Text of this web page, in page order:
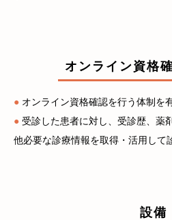
オンライン資格
● オンライン資格確認を行う体制を
● 受診した患者に対し、受診歴、薬
他必要な診療情報を取得・活用して
設備